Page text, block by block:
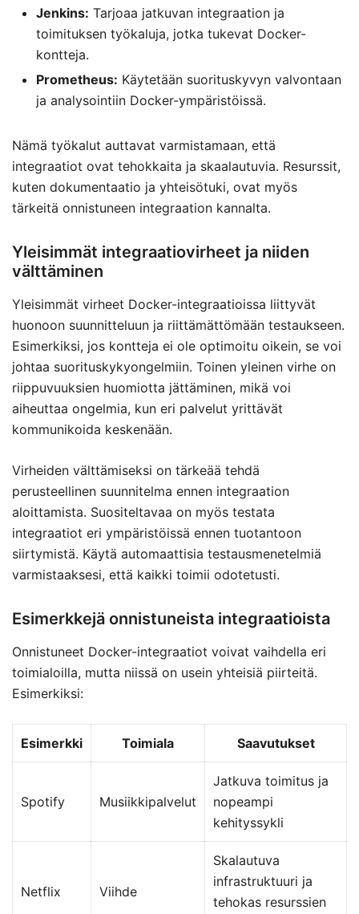
Jenkins: Tarjoaa jatkuvan integraation ja
toimituksen työkaluja, jotka tukevat Docker-
kontteja.
Prometheus: Käytetään suorituskyvyn valvontaan
ja analysointiin Docker-ympäristöissä.
Nämä työkalut auttavat varmistamaan, että
integraatiot ovat tehokkaita ja skaalautuvia. Resurssit,
kuten dokumentaatio ja yhteisötuki, ovat myös
tärkeitä onnistuneen integraation kannalta.
Yleisimmät integraatiovirheet ja niiden
välttäminen
Yleisimmät virheet Docker-integraatioissa liittyvät
huonoon suunnitteluun ja riittämättömään testaukseen.
Esimerkiksi, jos kontteja ei ole optimoitu oikein, se voi
johtaa suorituskykyongelmiin. Toinen yleinen virhe on
riippuvuuksien huomiotta jättäminen, mikä voi
aiheuttaa ongelmia, kun eri palvelut yrittävät
kommunikoida keskenään.
Virheiden välttämiseksi on tärkeää tehdä
perusteellinen suunnitelma ennen integraation
aloittamista. Suositeltavaa on myös testata
integraatiot eri ympäristöissä ennen tuotantoon
siirtymistä. Käytä automaattisia testausmenetelmiä
varmistaaksesi, että kaikki toimii odotetusti.
Esimerkkejä onnistuneista integraatioista
Onnistuneet Docker-integraatiot voivat vaihdella eri
toimialoilla, mutta niissä on usein yhteisiä piirteitä.
Esimerkiksi:
Esimerkki Toimiala Saavutukset
Spotify Musiikkipalvelut
Jatkuva toimitus ja
nopeampi
kehityssykli
Netflix Viihde
Skalautuva
infrastruktuuri ja
tehokas resurssien